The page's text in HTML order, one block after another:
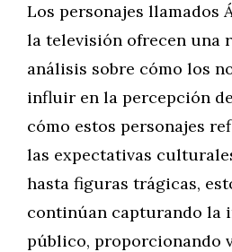
Los personajes llamados
la televisión ofrecen una
análisis sobre cómo los
influir en la percepción
cómo estos personajes
las expectativas
hasta figuras trágicas,
continúan capturando la
público, proporcionando